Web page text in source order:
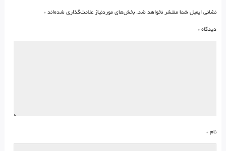
نشانی ایمیل شما منتشر نخواهد شد. بخش‌های موردنیاز علامت‌گذاری شده‌اند *
دیدگاه *
نام *